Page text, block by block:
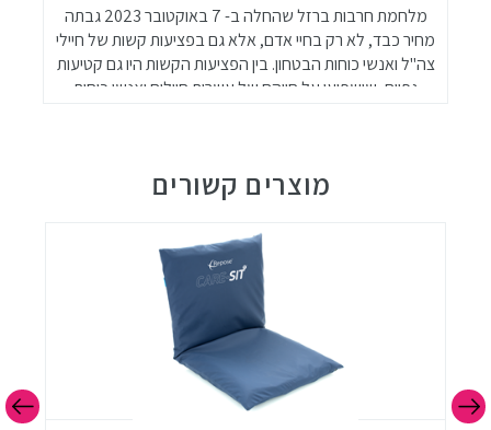
מלחמת חרבות ברזל שהחלה ב- 7 באוקטובר 2023 גבתה
מחיר כבד, לא רק בחיי אדם, אלא גם בפציעות קשות של חיילי
צה"ל ואנשי כוחות הבטחון. בין הפציעות הקשות היו גם קטיעות
גפיים, שישפיעו על חייהם של עשרות חיילים ואנשי כוחות
מוצרים קשורים